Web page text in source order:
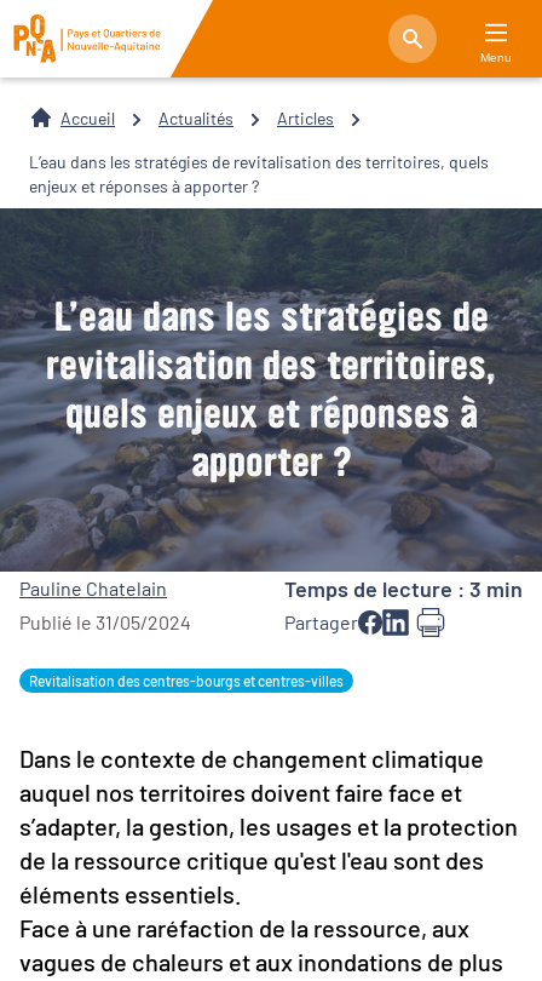
Menu
Accueil Actualités Articles
L’eau dans les stratégies de revitalisation des territoires, quels
enjeux et réponses à apporter ?
L’eau dans les stratégies de
revitalisation des territoires,
quels enjeux et réponses à
apporter ?
Pauline Chatelain
Publié le 31/05/2024
Temps de lecture : 3 min
Partager
Revitalisation des centres-bourgs et centres-villes
Dans le contexte de changement climatique
auquel nos territoires doivent faire face et
s’adapter, la gestion, les usages et la protection
de la ressource critique qu'est l'eau sont des
éléments essentiels.
Face à une raréfaction de la ressource, aux
vagues de chaleurs et aux inondations de plus